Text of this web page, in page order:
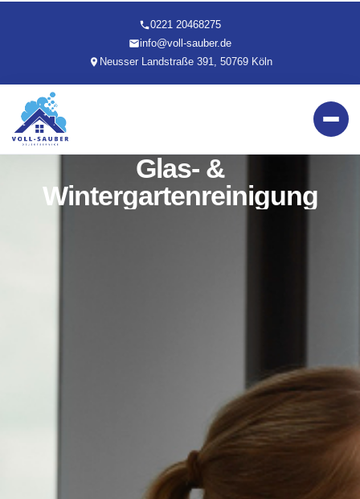
0221 20468275
info@voll-sauber.de
Neusser Landstraße 391, 50769 Köln
Glas- &
Wintergartenreinigung